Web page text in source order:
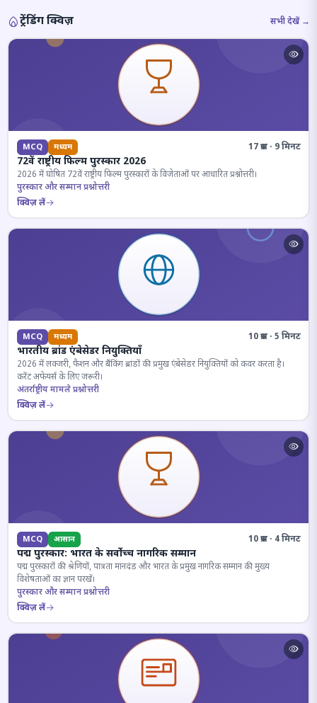
ट्रेंडिंग क्विज़ सभी देखें →
MCQ मध्यम 17 प्रश्न · 9 मिनट
72वें राष्ट्रीय फिल्म पुरस्कार 2026
2026 में घोषित 72वें राष्ट्रीय फिल्म पुरस्कारों के विजेताओं पर आधारित प्रश्नोत्तरी।
पुरस्कार और सम्मान प्रश्नोत्तरी
क्विज़ लें
MCQ मध्यम 10 प्रश्न · 5 मिनट
भारतीय ब्रांड एंबेसेडर नियुक्तियाँ
2026 में लक्जरी, फैशन और बैंकिंग ब्रांडों की प्रमुख एंबेसेडर नियुक्तियों को कवर करता है।
करेंट अफेयर्स के लिए जरूरी।
अंतर्राष्ट्रीय मामले प्रश्नोत्तरी
क्विज़ लें
MCQ आसान 10 प्रश्न · 4 मिनट
पद्म पुरस्कार: भारत के सर्वोच्च नागरिक सम्मान
पद्म पुरस्कारों की श्रेणियों, पात्रता मानदंड और भारत के प्रमुख नागरिक सम्मान की मुख्य
विशेषताओं का ज्ञान परखें।
पुरस्कार और सम्मान प्रश्नोत्तरी
क्विज़ लें